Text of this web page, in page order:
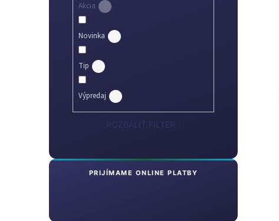
Akcia
Novinka
Tip
Výpredaj
ROZBALIŤ FILTER
PRIJÍMAME ONLINE PLATBY